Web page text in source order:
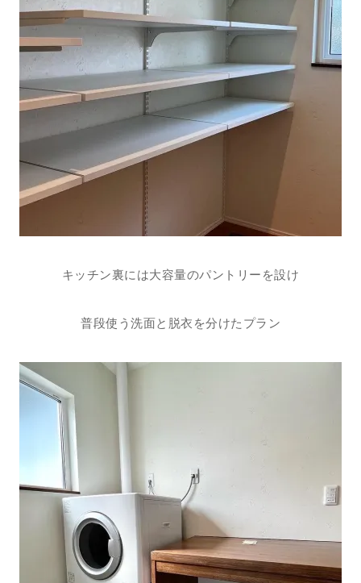
キッチン裏には大容量のパントリーを設け
普段使う洗面と脱衣を分けたプラン